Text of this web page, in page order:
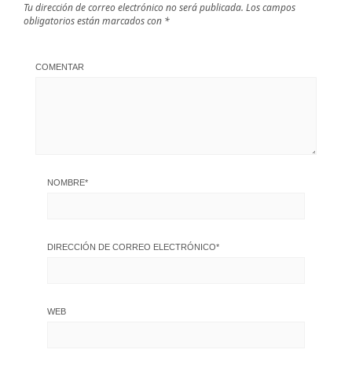
Tu dirección de correo electrónico no será publicada. Los campos
obligatorios están marcados con *
COMENTAR
NOMBRE*
DIRECCIÓN DE CORREO ELECTRÓNICO*
WEB